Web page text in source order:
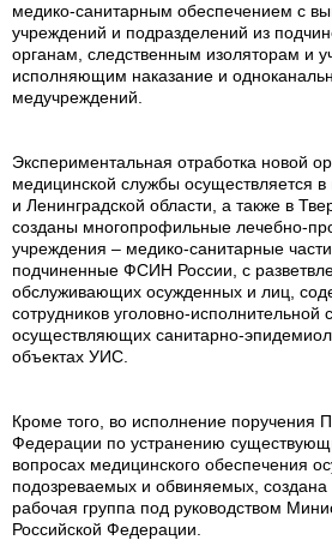
медико-санитарным обеспечением с
учреждений и подразделений из
органам, следственным изоляторам и
исполняющим наказание и
медучреждений.
Экспериментальная отработка новой
медицинской службы осуществляется в
и Ленинградской области, а также в
созданы многопрофильные лечебно-
учреждения – медико-санитарные
подчиненные ФСИН России, с
обслуживающих осужденных и лиц,
сотрудников уголовно-исполнительной
осуществляющих санитарно-
объектах УИС.
Кроме того, во исполнение поручения
Федерации по устранению
вопросах медицинского обеспечения
подозреваемых и обвиняемых,
рабочая группа под руководством
Российской Федерации.